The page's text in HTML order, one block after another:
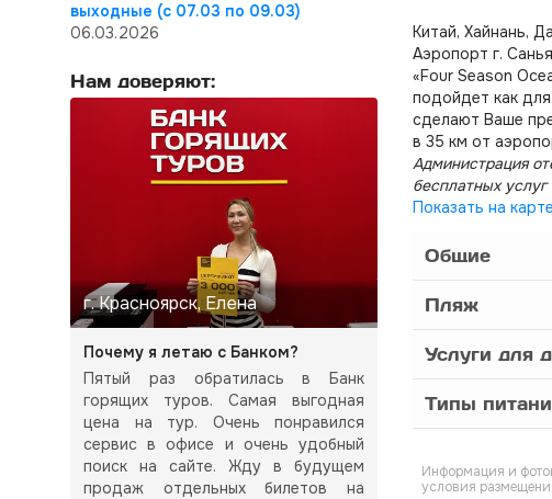
выходные (с 07.03 по 09.03)
06.03.2026
Нам доверяют:
г. Красноярск, Елена
Почему я летаю с Банком?
Пятый раз обратилась в Банк
горящих туров. Самая выгодная
цена на тур. Очень понравился
сервис в офисе и очень удобный
поиск на сайте. Жду в будущем
продаж отдельных билетов на
Китай, Хайнань,
Аэропорт г.
«Four Season
подойдет как
сделают Ваше
в 35 км от
Администрация
бесплатных
Показать на карте
Общие
Пляж
Услуги для
Типы
Информация и
условия